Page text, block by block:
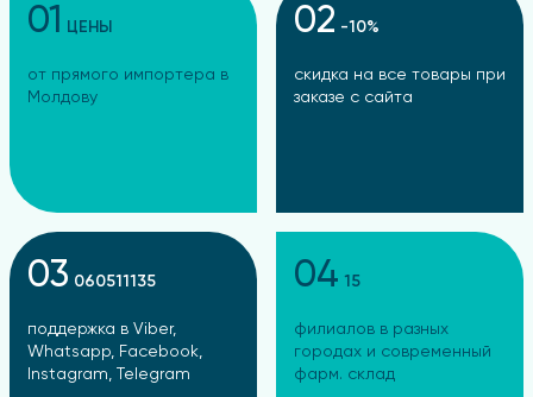
01 ЦЕНЫ
от прямого импортера в
Молдову
02 -10%
скидка на все товары при
заказе с сайта
03 060511135
поддержка в Viber,
Whatsapp, Facebook,
Instagram, Telegram
04 15
филиалов в разных
городах и современный
фарм. склад